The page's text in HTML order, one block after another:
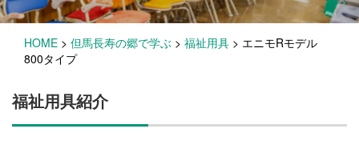
泊まる(宿泊)
施設・料金
HOME > 但馬長寿の郷で学ぶ > 福祉用具 > エニモRモデル
800タイプ
福祉用具紹介